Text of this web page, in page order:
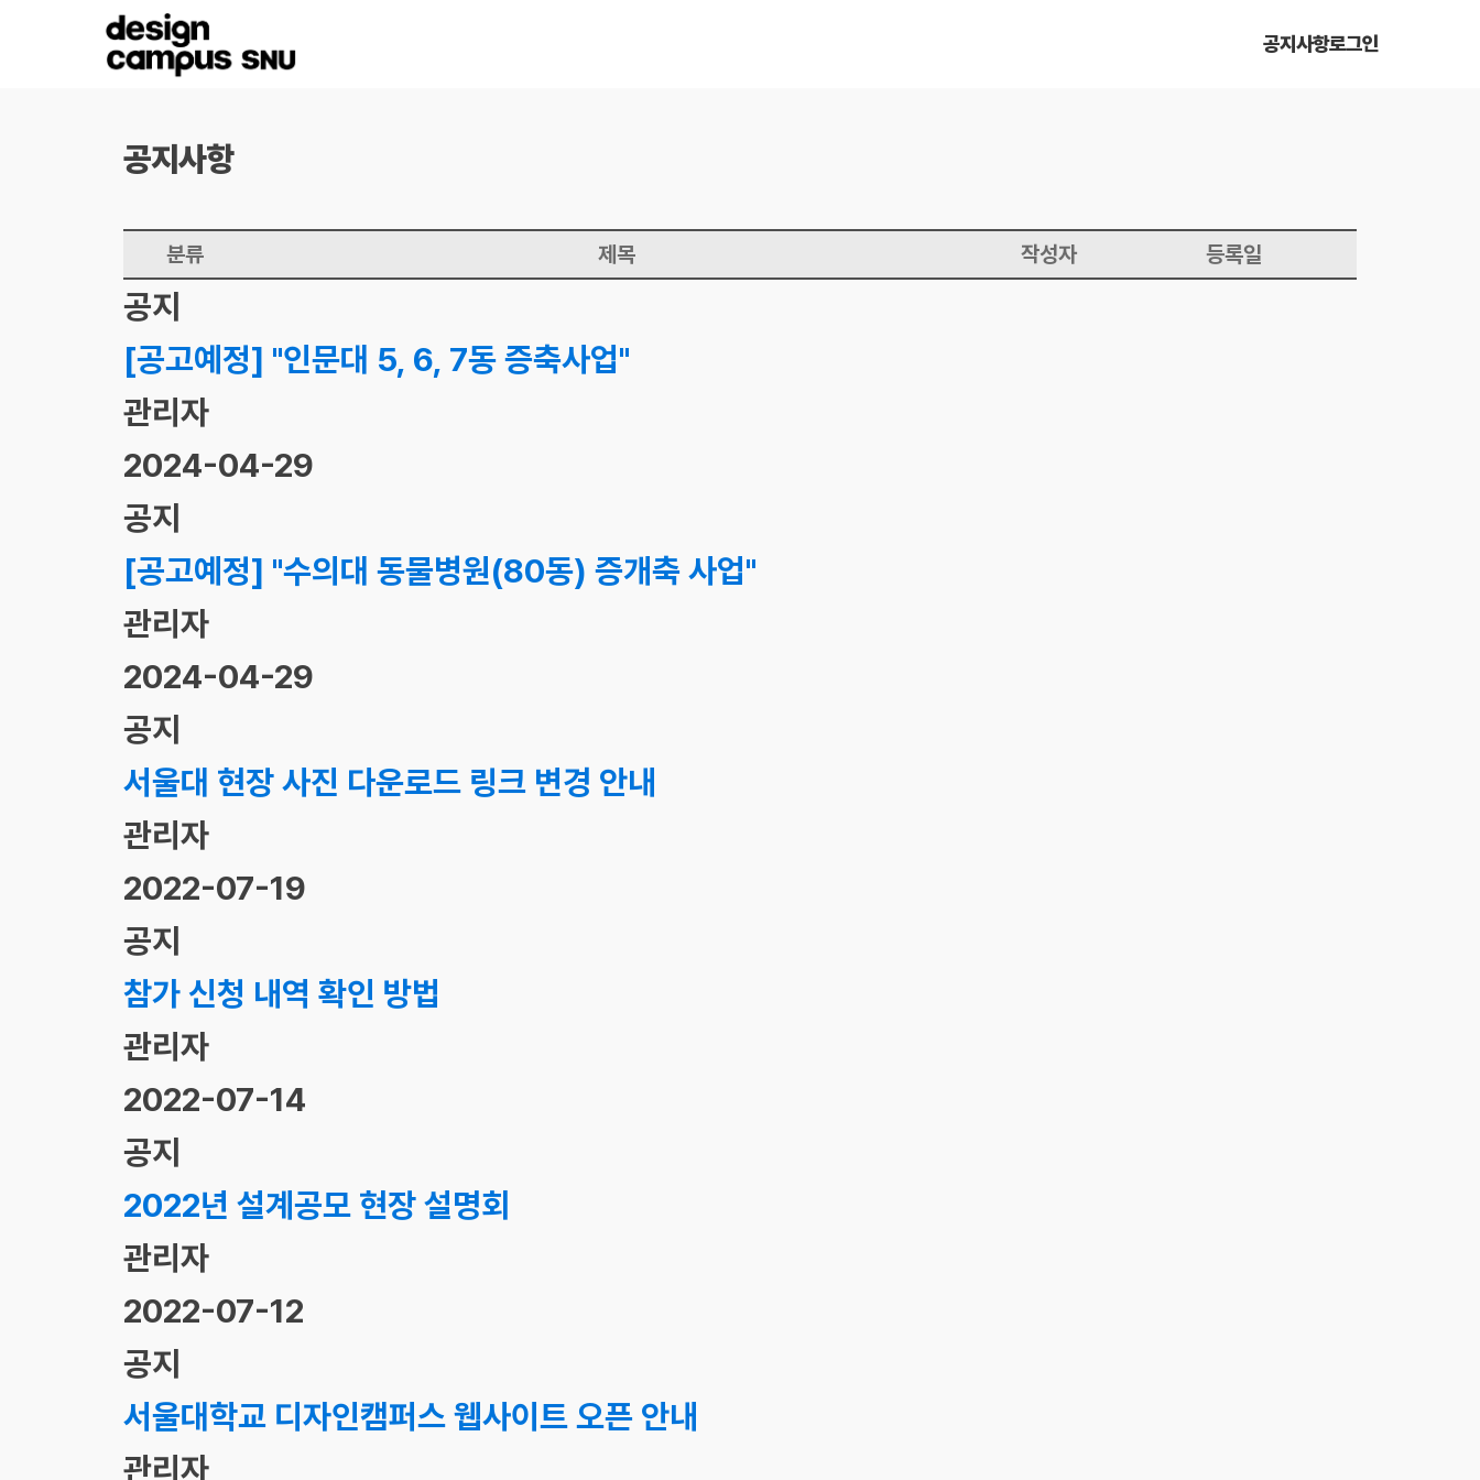
공지사항로그인
공지사항
분류 제목 작성자 등록일
공지
[공고예정] "인문대 5, 6, 7동 증축사업"
관리자
2024-04-29
공지
[공고예정] "수의대 동물병원(80동) 증개축 사업"
관리자
2024-04-29
공지
서울대 현장 사진 다운로드 링크 변경 안내
관리자
2022-07-19
공지
참가 신청 내역 확인 방법
관리자
2022-07-14
공지
2022년 설계공모 현장 설명회
관리자
2022-07-12
공지
서울대학교 디자인캠퍼스 웹사이트 오픈 안내
관리자